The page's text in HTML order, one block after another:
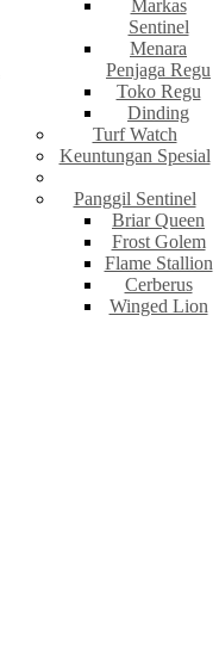
Markas
Sentinel
Menara
Penjaga Regu
Toko Regu
Dinding
Turf Watch
Keuntungan Spesial
Panggil Sentinel
Briar Queen
Frost Golem
Flame Stallion
Cerberus
Winged Lion